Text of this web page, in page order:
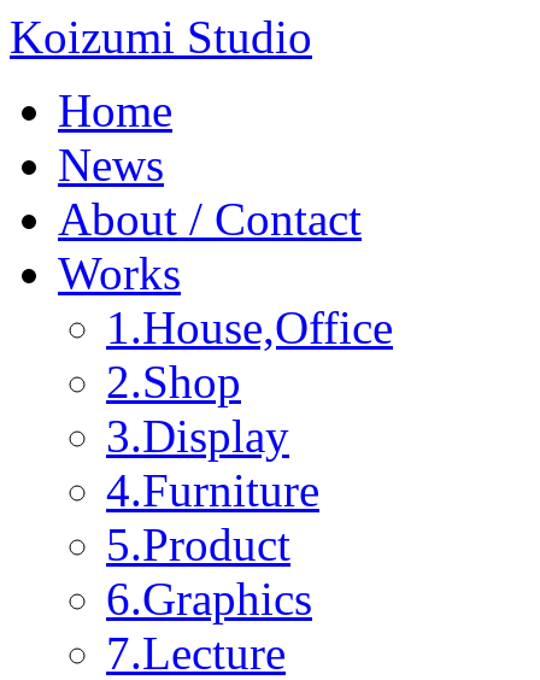
Koizumi Studio
Home
News
About / Contact
Works
1.House,Office
2.Shop
3.Display
4.Furniture
5.Product
6.Graphics
7.Lecture